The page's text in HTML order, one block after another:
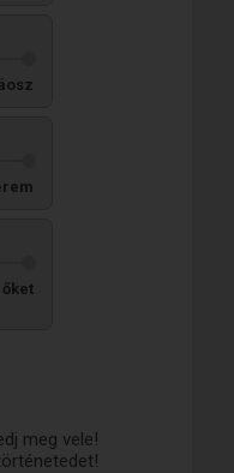
meg vele!